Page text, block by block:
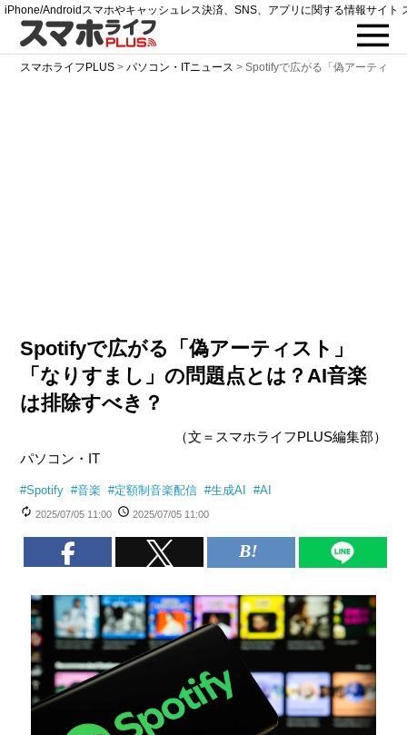
iPhone/Androidスマホやキャッシュレス決済、SNS、アプリに関する情報サイト
スマホライフPLUS >パソコン・ITニュース >Spotifyで広がる「偽アーティス
Spotifyで広がる「偽アーティスト」
「なりすまし」の問題点とは？AI音楽
は排除すべき？
（文＝スマホライフPLUS編集部）
パソコン・IT
#Spotify #音楽 #定額制音楽配信 #生成AI #AI
2025/07/05 11:00 2025/07/05 11:00